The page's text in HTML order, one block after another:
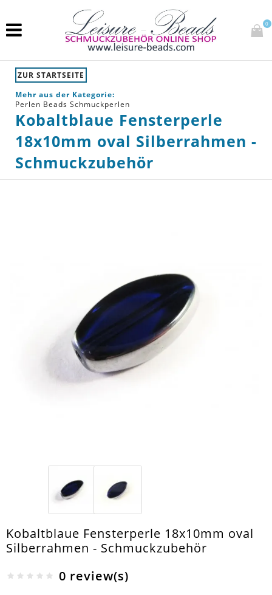
0
ZUR STARTSEITE
Mehr aus der Kategorie:
Perlen Beads Schmuckperlen
Kobaltblaue Fensterperle
18x10mm oval Silberrahmen -
Schmuckzubehör
Kobaltblaue Fensterperle 18x10mm oval
Silberrahmen - Schmuckzubehör
0 review(s)